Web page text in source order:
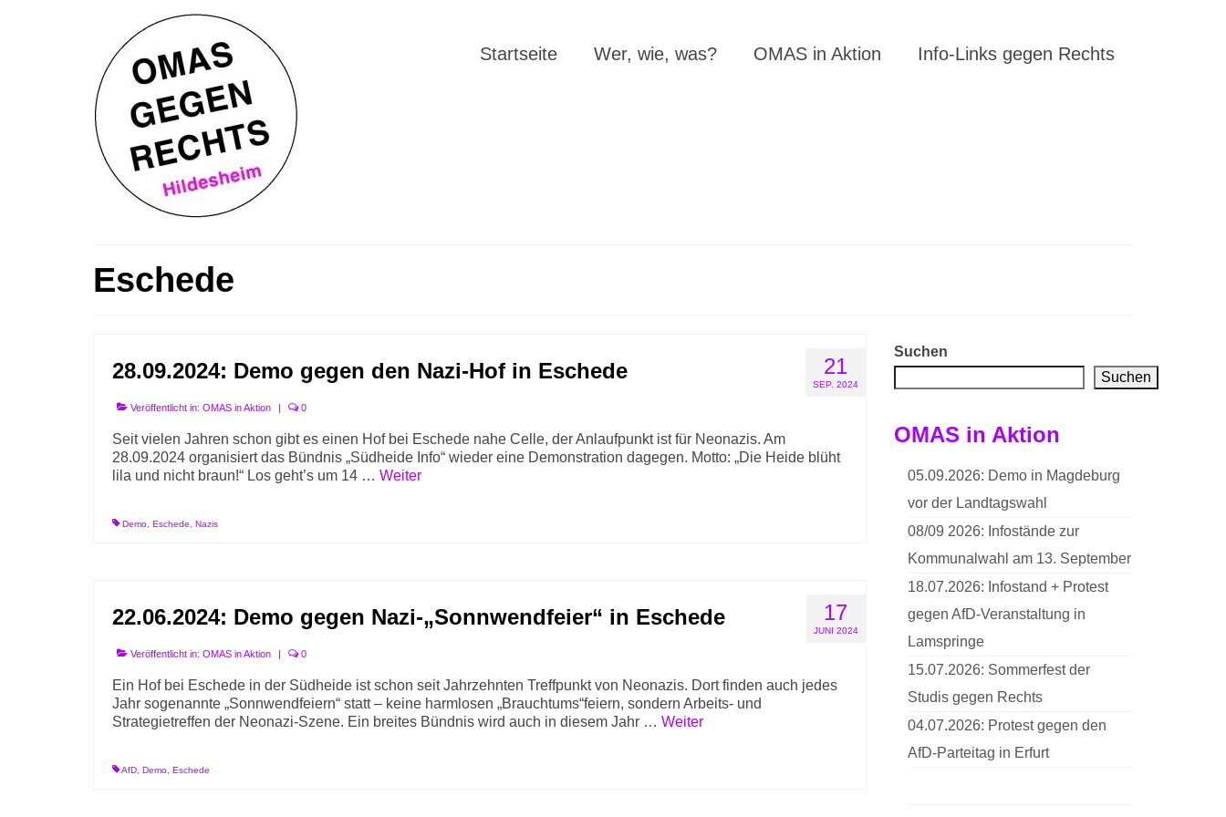
Startseite Wer, wie, was? OMAS in Aktion Info-Links gegen Rechts
Eschede
21
SEP. 2024
28.09.2024: Demo gegen den Nazi-Hof in Eschede
Veröffentlicht in: OMAS in Aktion | 0
Seit vielen Jahren schon gibt es einen Hof bei Eschede nahe Celle, der Anlaufpunkt ist für Neonazis. Am
28.09.2024 organisiert das Bündnis „Südheide Info“ wieder eine Demonstration dagegen. Motto: „Die Heide blüht
lila und nicht braun!“ Los geht’s um 14 … Weiter
Demo Eschede Nazis
17
JUNI 2024
22.06.2024: Demo gegen Nazi-„Sonnwendfeier“ in Eschede
Veröffentlicht in: OMAS in Aktion | 0
Ein Hof bei Eschede in der Südheide ist schon seit Jahrzehnten Treffpunkt von Neonazis. Dort finden auch jedes
Jahr sogenannte „Sonnwendfeiern“ statt – keine harmlosen „Brauchtums“feiern, sondern Arbeits- und
Strategietreffen der Neonazi-Szene. Ein breites Bündnis wird auch in diesem Jahr … Weiter
AfD Demo Eschede
Suchen
Suchen
OMAS in Aktion
05.09.2026: Demo in Magdeburg
vor der Landtagswahl
08/09 2026: Infostände zur
Kommunalwahl am 13. September
18.07.2026: Infostand + Protest
gegen AfD-Veranstaltung in
Lamspringe
15.07.2026: Sommerfest der
Studis gegen Rechts
04.07.2026: Protest gegen den
AfD-Parteitag in Erfurt